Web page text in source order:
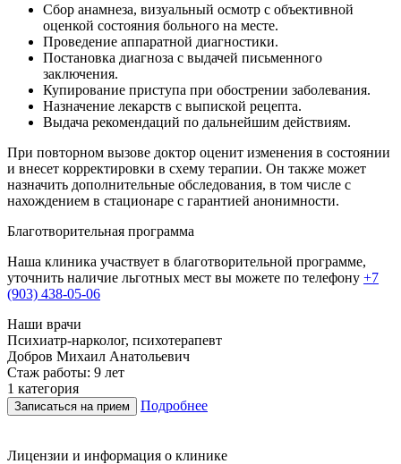
Сбор анамнеза, визуальный осмотр с объективной
оценкой состояния больного на месте.
Проведение аппаратной диагностики.
Постановка диагноза с выдачей письменного
заключения.
Купирование приступа при обострении заболевания.
Назначение лекарств с выпиской рецепта.
Выдача рекомендаций по дальнейшим действиям.
При повторном вызове доктор оценит изменения в состоянии
и внесет корректировки в схему терапии. Он также может
назначить дополнительные обследования, в том числе с
нахождением в стационаре с гарантией анонимности.
Благотворительная программа
Наша клиника участвует в благотворительной программе,
уточнить наличие льготных мест вы можете по телефону +7
(903) 438-05-06
Наши врачи
Психиатр-нарколог, психотерапевт
Добров Михаил Анатольевич
Стаж работы: 9 лет
1 категория
Записаться на прием Подробнее
Лицензии и информация о клинике